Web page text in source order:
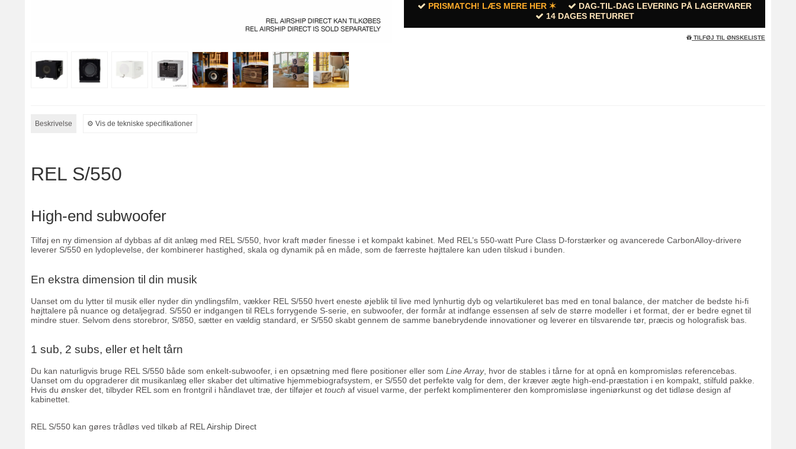
PRISMATCH! LÆS MERE HER ✶
DAG-TIL-DAG LEVERING PÅ LAGERVARER
14 DAGES RETURRET
TILFØJ TIL ØNSKELISTE
Beskrivelse ⚙︎ Vis de tekniske specifikationer
REL S/550
High-end subwoofer
Tilføj en ny dimension af dybbas af dit anlæg med REL S/550, hvor kraft møder finesse i et kompakt kabinet. Med REL’s 550-watt Pure Class D-forstærker og avancerede CarbonAlloy-drivere
leverer S/550 en lydoplevelse, der kombinerer hastighed, skala og dynamik på en måde, som de færreste højttalere kan uden tilskud i bunden.
En ekstra dimension til din musik
Uanset om du lytter til musik eller nyder din yndlingsfilm, vækker REL S/550 hvert eneste øjeblik til live med lynhurtig dyb og velartikuleret bas med en tonal balance, der matcher de bedste hi-fi
højttalere på nuance og detaljegrad. S/550 er indgangen til RELs forrygende S-serie, en subwoofer, der formår at indfange essensen af selv de større modeller i et format, der er bedre egnet til
mindre stuer. Selvom dens storebror, S/850, sætter en vældig standard, er S/550 skabt gennem de samme banebrydende innovationer og leverer en tilsvarende tør, præcis og holografisk bas.
1 sub, 2 subs, eller et helt tårn
Du kan naturligvis bruge REL S/550 både som enkelt-subwoofer, i en opsætning med flere positioner eller som Line Array, hvor de stables i tårne for at opnå en kompromisløs referencebas.
Uanset om du opgraderer dit musikanlæg eller skaber det ultimative hjemmebiografsystem, er S/550 det perfekte valg for dem, der kræver ægte high-end-præstation i en kompakt, stilfuld pakke.
Hvis du ønsker det, tilbyder REL som en frontgril i håndlavet træ, der tilføjer et touch af visuel varme, der perfekt komplimenterer den kompromisløse ingeniørkunst og det tidløse design af
kabinettet.
REL S/550 kan gøres trådløs ved tilkøb af REL Airship Direct